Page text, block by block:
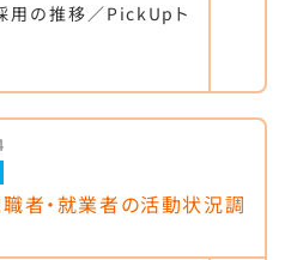
用の推移／PickUpト
者・就業者の活動状況調